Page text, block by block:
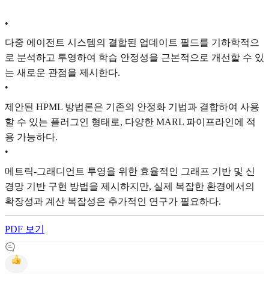
•
다중 에이전트 시스템의 결합된 업데이트 필드를 기하학적으
로 분석하고 투영하여 학습 안정성을 근본적으로 개선할 수 있
는 새로운 관점을 제시한다.
•
제안된 HPML 방법론은 기존의 안정화 기법과 결합하여 사용
할 수 있는 플러그인 형태로, 다양한 MARL 파이프라인에 적
용 가능하다.
•
메트릭-그래디언트 투영을 위한 효율적인 그래프 기반 및 신
경망 기반 구현 방법을 제시하지만, 실제 복잡한 환경에서의
확장성과 계산 복잡성은 추가적인 연구가 필요하다.
PDF 보기